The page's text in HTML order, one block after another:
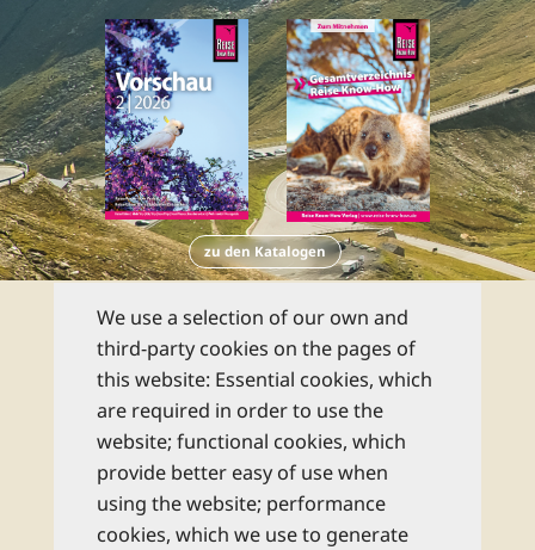
zu den Katalogen
Newsletter
Abonnieren Sie unseren kostenlosen
monatlichen Newsletter und bleiben Sie
bestens informiert zu allen Reise-Neuheiten
und Wissenswertem aus dem Reise Know-
How Verlag!
We use a selection of our own and
third-party cookies on the pages of
this website: Essential cookies, which
are required in order to use the
website; functional cookies, which
provide better easy of use when
using the website; performance
cookies, which we use to generate